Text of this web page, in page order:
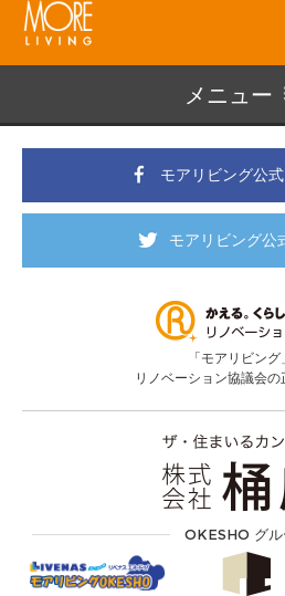
メニュー
モアリビング公
モアリビング
「モアリビング
リノベーション協議会の
OKESHO グル